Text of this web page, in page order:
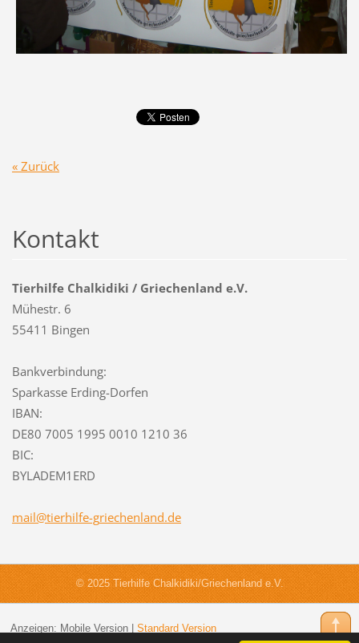
« Zurück
Kontakt
Tierhilfe Chalkidiki / Griechenland e.V.
Mühestr. 6
55411 Bingen
Bankverbindung:
Sparkasse Erding-Dorfen
IBAN:
DE80 7005 1995 0010 1210 36
BIC:
BYLADEM1ERD
mail@tierhilfe-griechenland.de
© 2025 Tierhilfe Chalkidiki/Griechenland e.V.
Anzeigen: Mobile Version| Standard Version